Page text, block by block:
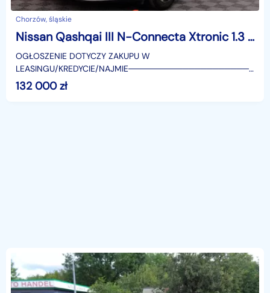
Chorzów, śląskie
Nissan Qashqai III N-Connecta Xtronic 1.3 DIG-T mHEV N-Connecta Xtronic 1.3 DIG-T mHEV
OGŁOSZENIE DOTYCZY ZAKUPU W
LEASINGU/KREDYCIE/
SUPERAUTO.PL?✔ Lider ryn
132 000zł